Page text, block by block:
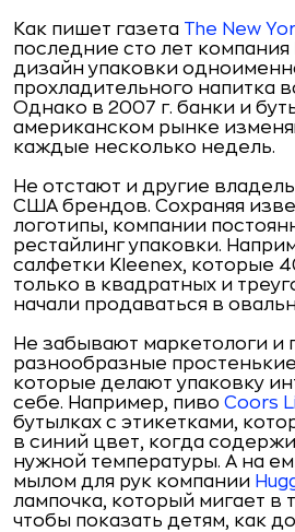
Как пишет газета The New
последние сто лет компания
дизайн упаковки
прохладительного напитка
Однако в 2007 г. банки и
американском рынке
каждые несколько недель.
Не отстают и другие
США брендов. Сохраняя
логотипы, компании
рестайлинг упаковки.
салфетки Kleenex, которые
только в квадратных и
начали продаваться в
Не забывают маркетологи и
разнообразные
которые делают упаковку
себе. Например, пиво Coors
бутылках с этикетками,
в синий цвет, когда
нужной температуры. А на
мылом для рук компании
лампочка, который мигает в
чтобы показать детям, как